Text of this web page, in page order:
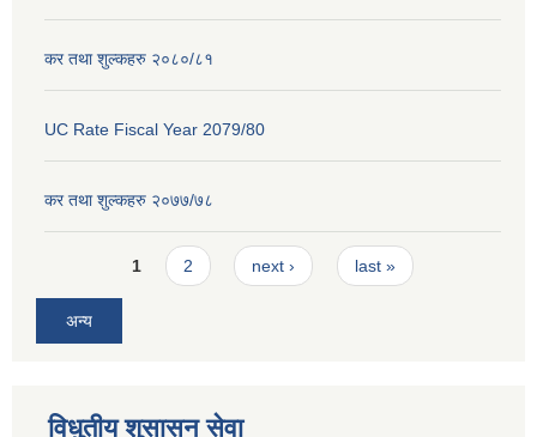
कर तथा शुल्कहरु २०८०/८१
UC Rate Fiscal Year 2079/80
कर तथा शुल्कहरु २०७७/७८
Pages1 2 next › last »
अन्य
विधुतीय शुसासन सेवा